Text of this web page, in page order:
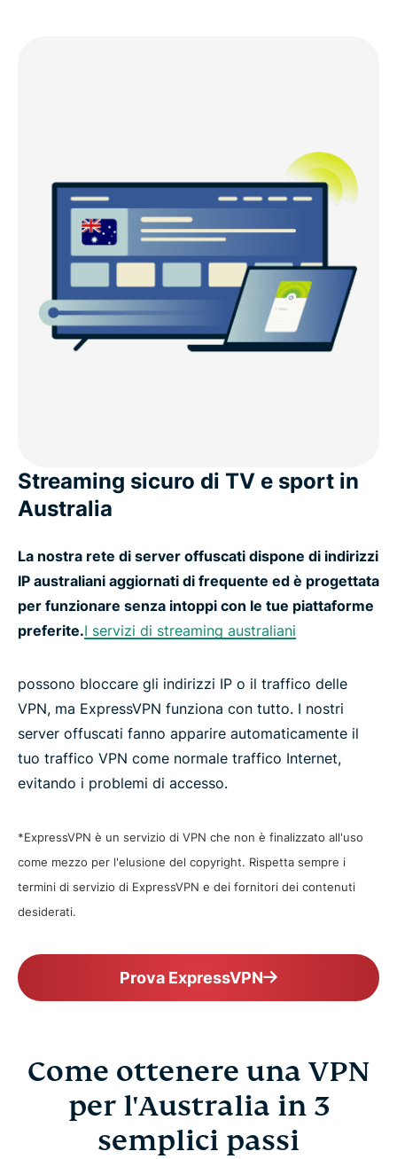
Streaming sicuro di TV e sport in
Australia
La nostra rete di server offuscati dispone di indirizzi
IP australiani aggiornati di frequente ed è progettata
per funzionare senza intoppi con le tue piattaforme
preferite.I servizi di streaming australiani
possono bloccare gli indirizzi IP o il traffico delle
VPN, ma ExpressVPN funziona con tutto. I nostri
server offuscati fanno apparire automaticamente il
tuo traffico VPN come normale traffico Internet,
evitando i problemi di accesso.
*ExpressVPN è un servizio di VPN che non è finalizzato all'uso
come mezzo per l'elusione del copyright. Rispetta sempre i
termini di servizio di ExpressVPN e dei fornitori dei contenuti
desiderati.
Prova ExpressVPN
Come ottenere una VPN
per l'Australia in 3
semplici passi